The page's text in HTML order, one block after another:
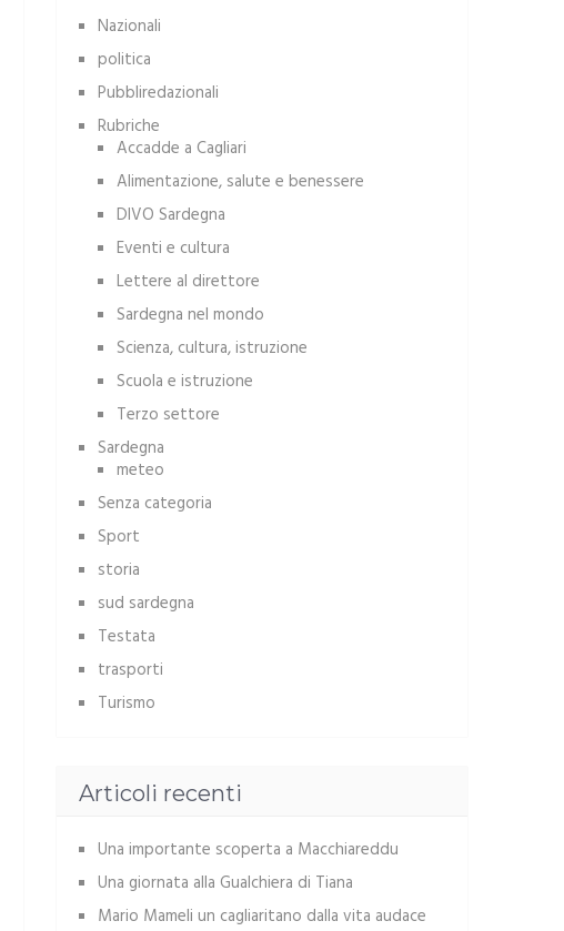
Nazionali
politica
Pubbliredazionali
Rubriche
Accadde a Cagliari
Alimentazione, salute e benessere
DIVO Sardegna
Eventi e cultura
Lettere al direttore
Sardegna nel mondo
Scienza, cultura, istruzione
Scuola e istruzione
Terzo settore
Sardegna
meteo
Senza categoria
Sport
storia
sud sardegna
Testata
trasporti
Turismo
Articoli recenti
Una importante scoperta a Macchiareddu
Una giornata alla Gualchiera di Tiana
Mario Mameli un cagliaritano dalla vita audace